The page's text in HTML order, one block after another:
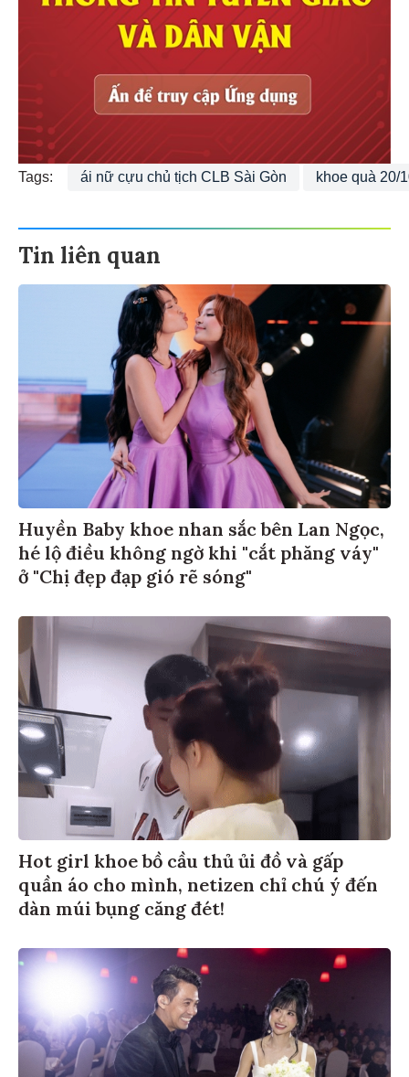
Tags: ái nữ cựu chủ tịch CLB Sài Gòn khoe quà 20/
Tin liên quan
Huyền Baby khoe nhan sắc bên Lan Ngọc,
hé lộ điều không ngờ khi "cắt phăng váy"
ở "Chị đẹp đạp gió rẽ sóng"
Hot girl khoe bồ cầu thủ ủi đồ và gấp
quần áo cho mình, netizen chỉ chú ý đến
dàn múi bụng căng đét!